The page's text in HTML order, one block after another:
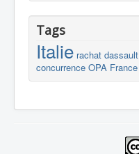
Tags
Italie rachat dassault
concurrence OPA France